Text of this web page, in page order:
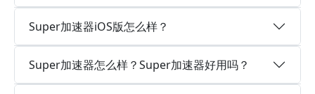
Super加速器iOS版怎么样？
Super加速器怎么样？Super加速器好用吗？